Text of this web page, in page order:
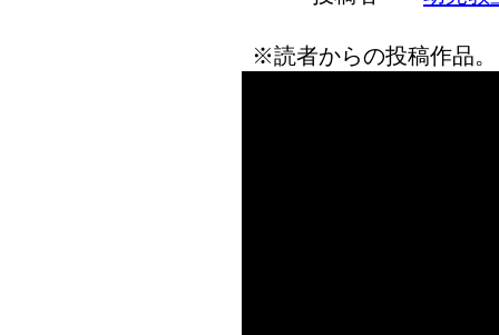
※読者からの投稿作品